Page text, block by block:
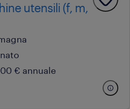
utensili (f, m,
€ annuale